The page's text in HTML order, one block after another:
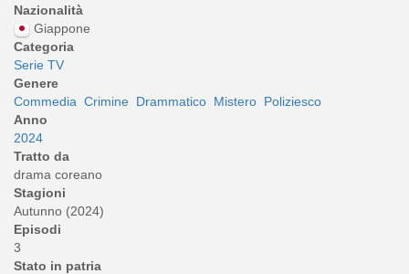
Nazionalità
Giappone
Categoria
Serie TV
Genere
Commedia Crimine Drammatico Mistero Poliziesco
Anno
2024
Tratto da
drama coreano
Stagioni
Autunno (2024)
Episodi
3
Stato in patria